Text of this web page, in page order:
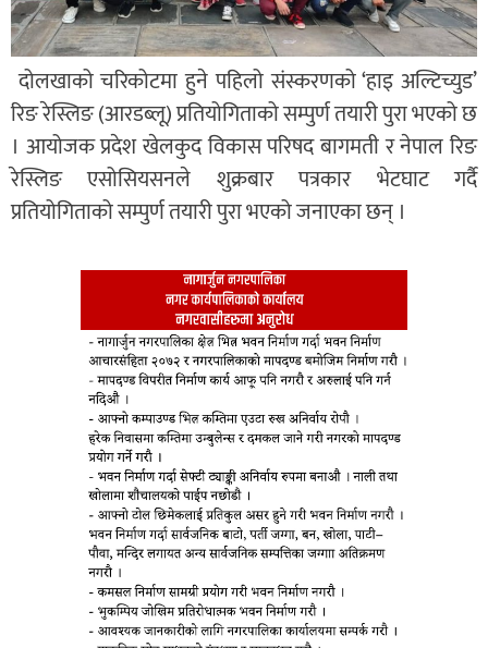
दोलखाको चरिकोटमा हुने पहिलो संस्करणको ‘हाइ अल्टिच्युड’
रिङ रेस्लिङ (आरडब्लू) प्रतियोगिताको सम्पुर्ण तयारी पुरा भएको छ
। आयोजक प्रदेश खेलकुद विकास परिषद बागमती र नेपाल रिङ
रेस्लिङ एसोसियसनले शुक्रबार पत्रकार भेटघाट गर्दै
प्रतियोगिताको सम्पुर्ण तयारी पुरा भएको जनाएका छन् ।